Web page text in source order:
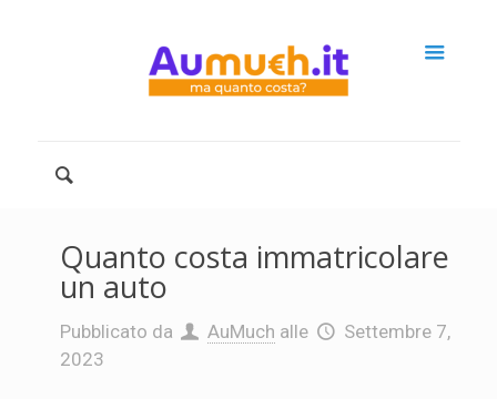
Quanto costa immatricolare
un auto
Pubblicato da AuMuch alle
Settembre 7,
2023